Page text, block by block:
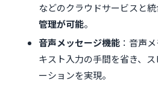
などのクラウドサービスと統
管理が可能。
音声メッセージ機能 ：音声
キスト入力の手間を省き、
ーションを実現。